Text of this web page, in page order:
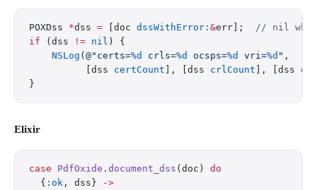
POXDss *dss = [doc dssWithError: &err]; // nil when
if (dss != nil ) {
    NSLog
( @"certs=%d crls=%d ocsps=%d vri=%d " ,
          [dss
certCount ], [dss crlCount ], [dss
}
Elixir
case PdfOxide . document_dss (doc) do
  {
:ok , dss} ->